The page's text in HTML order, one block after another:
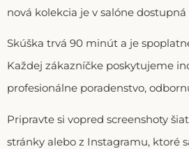
nová kolekcia je v salóne dostupná
Skúška trvá 90 minút a je
Každej zákazníčke poskytujeme
profesionálne poradenstvo,
Pripravte si vopred screenshoty
stránky alebo z Instagramu, ktoré